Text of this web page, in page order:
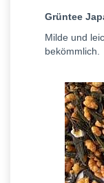
Grüntee
Milde und
bekömmlich.